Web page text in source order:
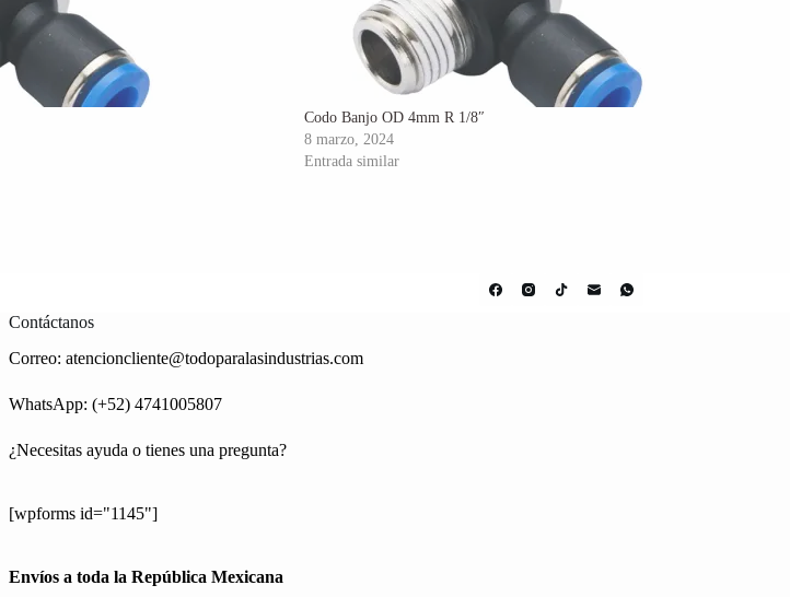
Codo Banjo OD 4mm R 1/8″
8 marzo, 2024
Entrada similar
Contáctanos
Correo: atencioncliente@todoparalasindustrias.com
WhatsApp: (+52) 4741005807
¿Necesitas ayuda o tienes una pregunta?
[wpforms id="1145"]
Envíos a toda la República Mexicana